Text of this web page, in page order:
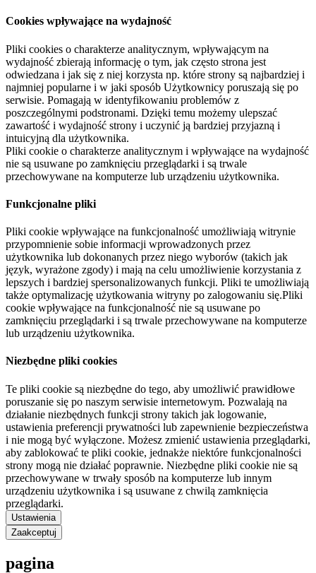
Cookies wpływające na wydajność
Pliki cookies o charakterze analitycznym, wpływającym na
wydajność zbierają informację o tym, jak często strona jest
odwiedzana i jak się z niej korzysta np. które strony są najbardziej i
najmniej popularne i w jaki sposób Użytkownicy poruszają się po
serwisie. Pomagają w identyfikowaniu problemów z
poszczególnymi podstronami. Dzięki temu możemy ulepszać
zawartość i wydajność strony i uczynić ją bardziej przyjazną i
intuicyjną dla użytkownika.
Pliki cookie o charakterze analitycznym i wpływające na wydajność
nie są usuwane po zamknięciu przeglądarki i są trwale
przechowywane na komputerze lub urządzeniu użytkownika.
Funkcjonalne pliki
Pliki cookie wpływające na funkcjonalność umożliwiają witrynie
przypomnienie sobie informacji wprowadzonych przez
użytkownika lub dokonanych przez niego wyborów (takich jak
język, wyrażone zgody) i mają na celu umożliwienie korzystania z
lepszych i bardziej spersonalizowanych funkcji. Pliki te umożliwiają
także optymalizację użytkowania witryny po zalogowaniu się.Pliki
cookie wpływające na funkcjonalność nie są usuwane po
zamknięciu przeglądarki i są trwale przechowywane na komputerze
lub urządzeniu użytkownika.
Niezbędne pliki cookies
Te pliki cookie są niezbędne do tego, aby umożliwić prawidłowe
poruszanie się po naszym serwisie internetowym. Pozwalają na
działanie niezbędnych funkcji strony takich jak logowanie,
ustawienia preferencji prywatności lub zapewnienie bezpieczeństwa
i nie mogą być wyłączone. Możesz zmienić ustawienia przeglądarki,
aby zablokować te pliki cookie, jednakże niektóre funkcjonalności
strony mogą nie działać poprawnie. Niezbędne pliki cookie nie są
przechowywane w trwały sposób na komputerze lub innym
urządzeniu użytkownika i są usuwane z chwilą zamknięcia
przeglądarki.
Ustawienia
Zaakceptuj
pagina